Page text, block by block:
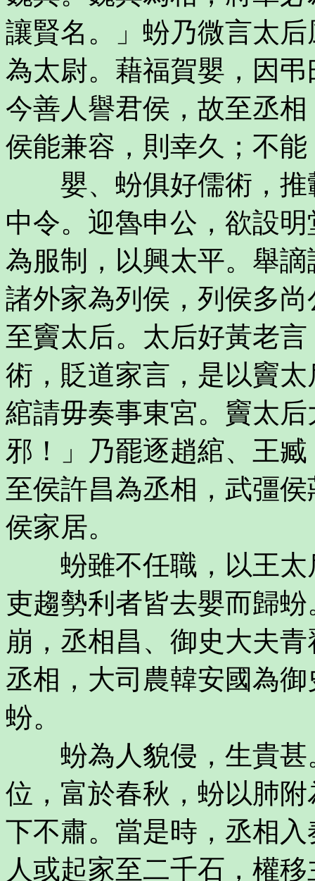
讓賢名。」蚡乃微言太
為太尉。藉福賀嬰，因
今善人譽君侯，故至丞
侯能兼容，則幸久；不
嬰、蚡俱好儒術，推
中令。迎魯申公，欲設
為服制，以興太平。舉
諸外家為列侯，列侯多
至竇太后。太后好黃老
術，貶道家言，是以竇
綰請毋奏事東宮。竇太
邪！」乃罷逐趙綰、王
至侯許昌為丞相，武彊
侯家居。
蚡雖不任職，以王太
吏趨勢利者皆去嬰而歸
崩，丞相昌、御史大夫
丞相，大司農韓安國為
蚡。
蚡為人貌侵，生貴甚
位，富於春秋，蚡以肺
下不肅。當是時，丞相
人或起家至二千石，權